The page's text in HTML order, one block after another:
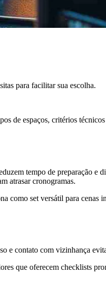
para facilitar sua escolha.
de espaços, critérios
tempo de preparação e
atrasar cronogramas.
como set versátil para cenas
e contato com vizinhança
que oferecem checklists